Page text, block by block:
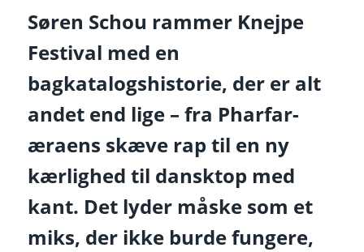
Søren Schou rammer Knejpe
Festival med en
bagkatalogshistorie, der er alt
andet end lige – fra Pharfar-
æraens skæve rap til en ny
kærlighed til dansktop med
kant. Det lyder måske som et
miks, der ikke burde fungere,